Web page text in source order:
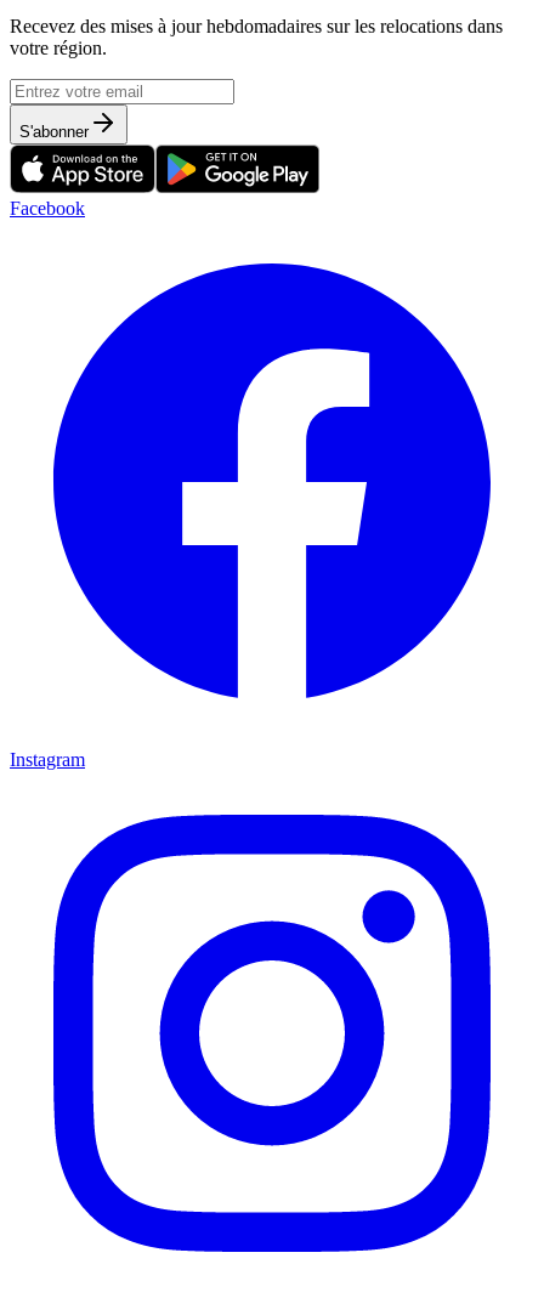
Recevez des mises à jour hebdomadaires sur les relocations dans
votre région.
S'abonner
Facebook
Instagram